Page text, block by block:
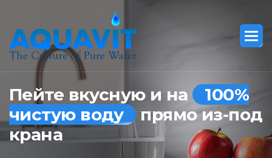
Пейте вкусную и на
100%
чистую воду прямо из-под
крана